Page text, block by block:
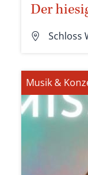
Der
Schloss
Musik &